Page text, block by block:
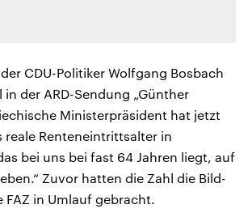
CDU-Politiker Wolfgang Bosbach
der ARD-Sendung „Günther
Ministerpräsident hat jetzt
reale Renteneintrittsalter in
bei uns bei fast 64 Jahren liegt, auf
Zuvor hatten die Zahl die Bild-
FAZ in Umlauf gebracht.